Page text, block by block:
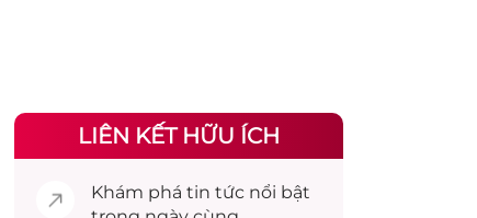
LIÊN KẾT HỮU ÍCH
Khám phá tin tức nổi bật